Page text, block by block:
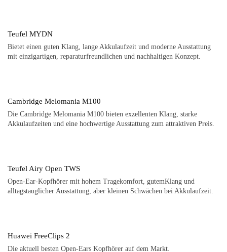
Teufel MYDN
Bietet einen guten Klang, lange Akkulaufzeit und moderne Ausstattung
mit einzigartigen, reparaturfreundlichen und nachhaltigen Konzept.
Cambridge Melomania M100
Die Cambridge Melomania M100 bieten exzellenten Klang, starke
Akkulaufzeiten und eine hochwertige Ausstattung zum attraktiven Preis.
Teufel Airy Open TWS
Open-Ear-Kopfhörer mit hohem Tragekomfort, gutemKlang und
alltagstauglicher Ausstattung, aber kleinen Schwächen bei Akkulaufzeit.
Huawei FreeClips 2
Die aktuell besten Open-Ears Kopfhörer auf dem Markt.